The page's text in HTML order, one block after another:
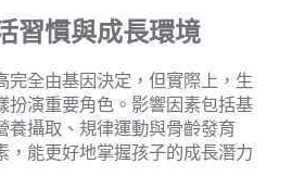
習慣與成長環境
完全由基因決定，但實際上，生
扮演重要角色。影響因素包括基
養攝取、規律運動與骨齡發育
，能更好地掌握孩子的成長潛力